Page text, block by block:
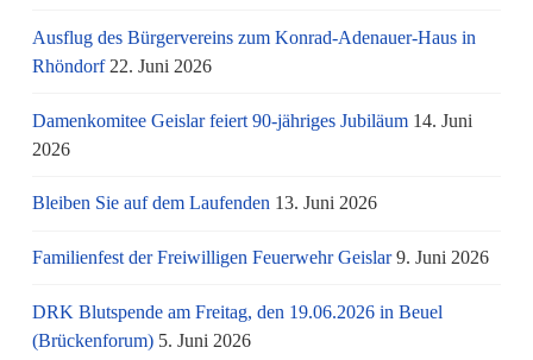
Ausflug des Bürgervereins zum Konrad-Adenauer-Haus in
Rhöndorf 22. Juni 2026
Damenkomitee Geislar feiert 90-jähriges Jubiläum 14. Juni
2026
Bleiben Sie auf dem Laufenden 13. Juni 2026
Familienfest der Freiwilligen Feuerwehr Geislar 9. Juni 2026
DRK Blutspende am Freitag, den 19.06.2026 in Beuel
(Brückenforum) 5. Juni 2026